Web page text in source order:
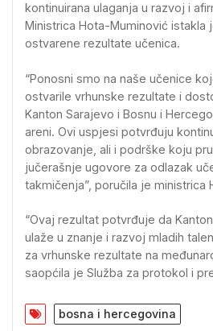
kontinuirana ulaganja u razvoj i
Ministrica Hota-Muminović istakla
ostvarene rezultate učenica.
“Ponosni smo na naše učenice
ostvarile vrhunske rezultate i
Kanton Sarajevo i Bosnu i
areni. Ovi uspjesi potvrđuju
obrazovanje, ali i podrške koju
jučerašnje ugovore za odlazak
takmičenja”, poručila je ministrica
“Ovaj rezultat potvrđuje da
ulaže u znanje i razvoj mladih
za vrhunske rezultate na
saopćila je Služba za protokol i
bosna i hercegovina